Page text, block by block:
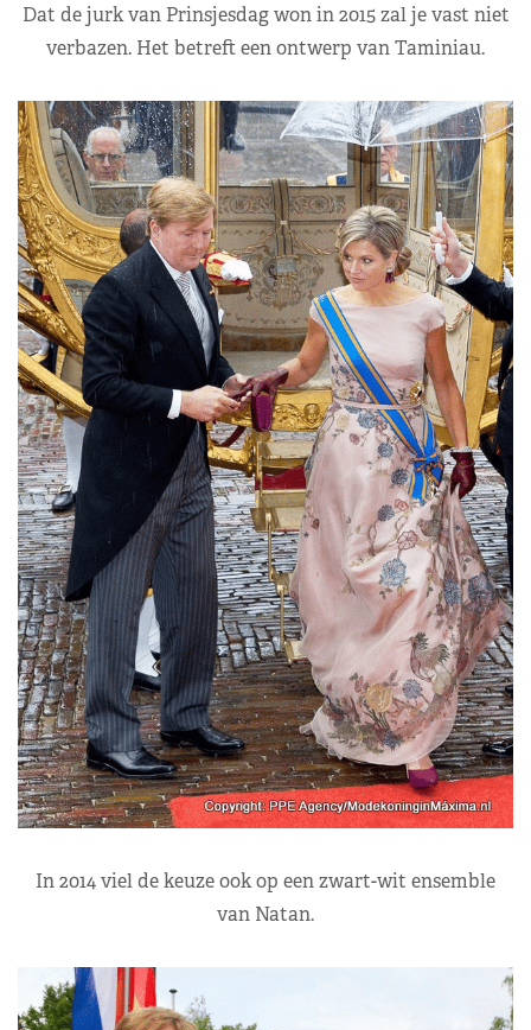
Dat de jurk van Prinsjesdag won in 2015 zal je vast niet
verbazen. Het betreft een ontwerp van Taminiau.
In 2014 viel de keuze ook op een zwart-wit ensemble
van Natan.